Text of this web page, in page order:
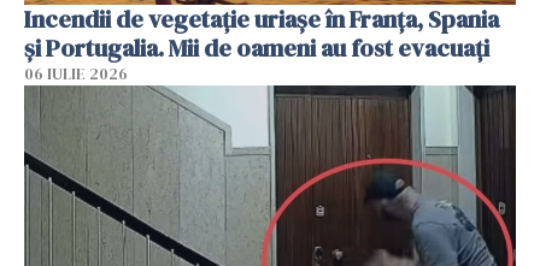
Incendii de vegetație uriașe în Franța, Spania
și Portugalia. Mii de oameni au fost evacuați
06 IULIE 2026